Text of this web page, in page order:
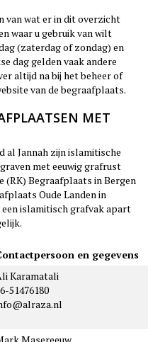
van wat er in dit overzicht
waar u gebruik van wilt
(zaterdag of zondag) en
dag gelden vaak andere
altijd na bij het beheer of
van de begraafplaats.
MET
al Jannah zijn islamitische
met eeuwig grafrust
(RK) Begraafplaats in Bergen
Oude Landen in
een islamitisch grafvak apart
en gegevens
Karamatali
51476180